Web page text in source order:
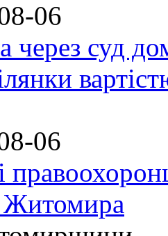
06
через суд
06